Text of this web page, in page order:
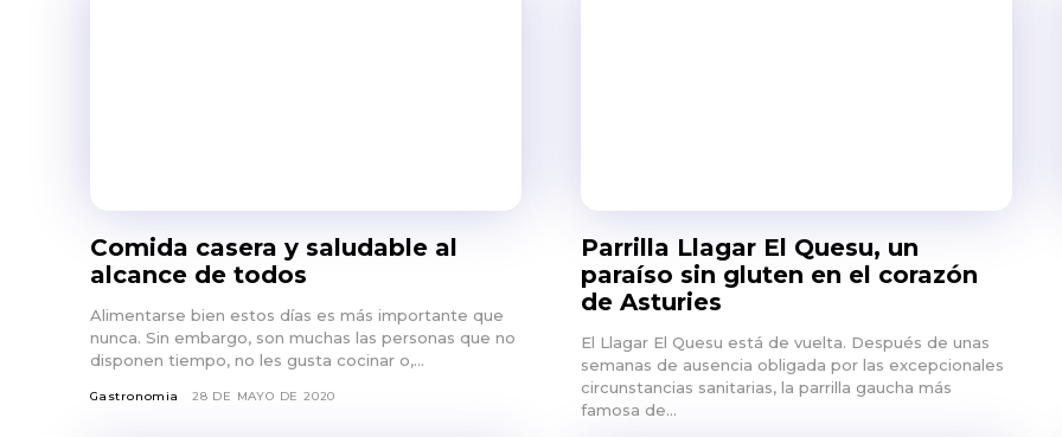
Comida casera y saludable al
alcance de todos
Alimentarse bien estos días es más importante que
nunca. Sin embargo, son muchas las personas que no
disponen tiempo, no les gusta cocinar o,...
Gastronomia 28 DE MAYO DE 2020
Parrilla Llagar El Quesu, un
paraíso sin gluten en el corazón
de Asturies
El Llagar El Quesu está de vuelta. Después de unas
semanas de ausencia obligada por las excepcionales
circunstancias sanitarias, la parrilla gaucha más
famosa de...